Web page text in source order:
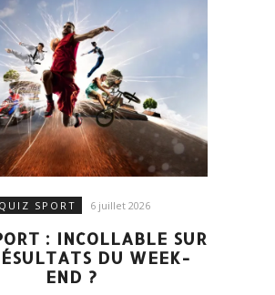
QUIZ SPORT 6 juillet 2026
: INCOLLABLE SUR
DU WEEK-
END ?